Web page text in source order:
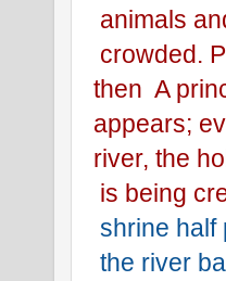
animals
crowded.
then  A
appears;
river, the
is being
shrine half
the river